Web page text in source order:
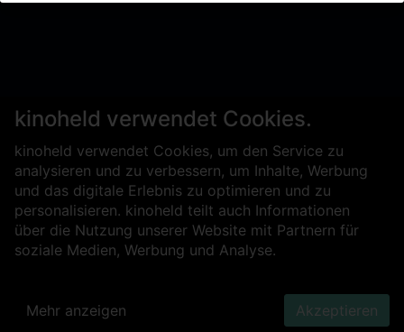
kinoheld verwendet Cookies.
kinoheld verwendet Cookies, um den Service zu
analysieren und zu verbessern, um Inhalte, Werbung
und das digitale Erlebnis zu optimieren und zu
personalisieren. kinoheld teilt auch Informationen
über die Nutzung unserer Website mit Partnern für
soziale Medien, Werbung und Analyse.
Mehr anzeigen Akzeptieren